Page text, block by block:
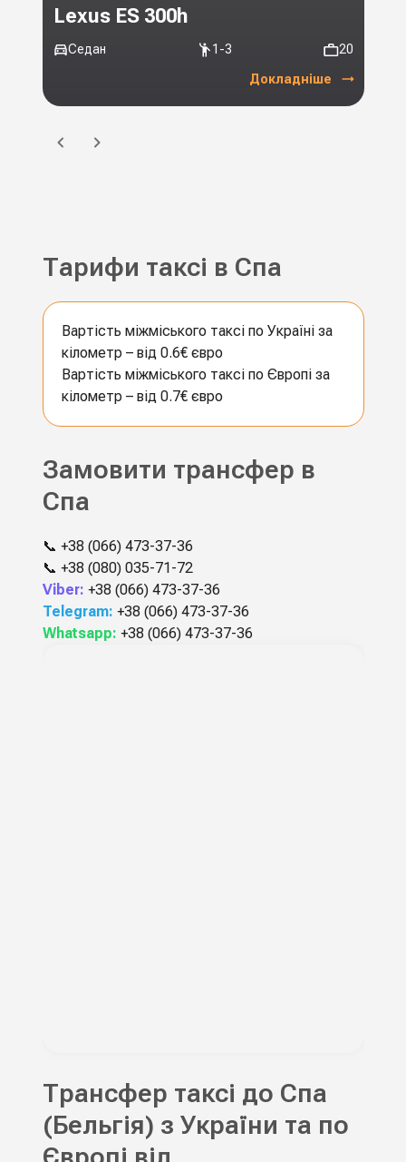
Lexus ES 300h
Седан 1-3 20
Докладніше
Тарифи таксі в Спа
Вартість міжміського таксі по Україні за
кілометр – від 0.6€ євро
Вартість міжміського таксі по Європі за
кілометр – від 0.7€ євро
Замовити трансфер в
Спа
📞 +38 (066) 473-37-36
📞 +38 (080) 035-71-72
Viber: +38 (066) 473-37-36
Telegram: +38 (066) 473-37-36
Whatsapp: +38 (066) 473-37-36
Трансфер таксі до Спа
(Бельгія) з України та по